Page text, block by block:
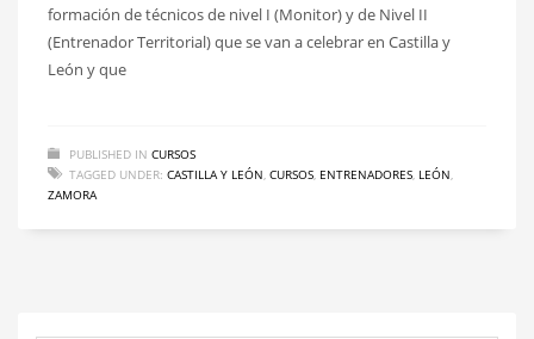
formación de técnicos de nivel I (Monitor) y de Nivel II
(Entrenador Territorial) que se van a celebrar en Castilla y
León y que
PUBLISHED IN CURSOS
TAGGED UNDER: CASTILLA Y LEÓN CURSOS ENTRENADORES LEÓN
ZAMORA